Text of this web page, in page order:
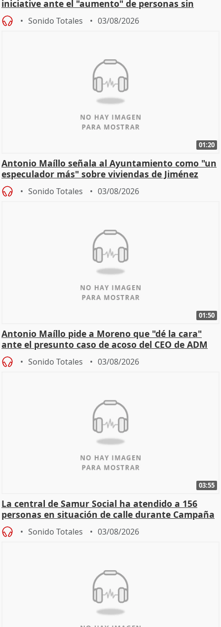
iniciative ante el "aumento" de personas sin
hogar en Madri
Sonido Totales 03/08/2026
01:20
Antonio Maíllo señala al Ayuntamiento como "un
especulador más" sobre viviendas de Jiménez
Becerril
Sonido Totales 03/08/2026
01:50
Antonio Maíllo pide a Moreno que "dé la cara"
ante el presunto caso de acoso del CEO de ADM
Sonido Totales 03/08/2026
03:55
La central de Samur Social ha atendido a 156
personas en situación de calle durante Campaña
de Calor
Sonido Totales 03/08/2026